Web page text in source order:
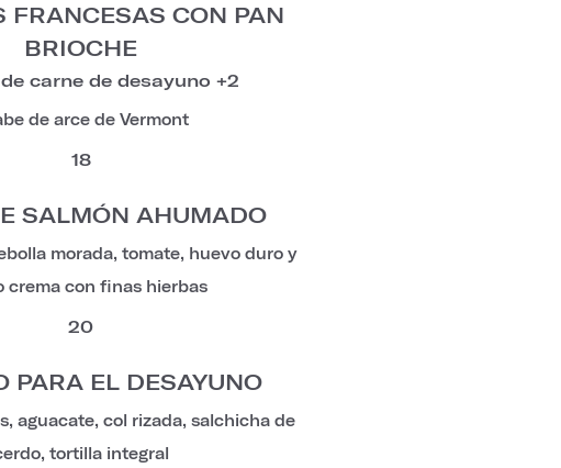
FRANCESAS CON PAN
BRIOCHE
carne de desayuno +2
de arce de Vermont
18
SALMÓN AHUMADO
morada, tomate, huevo duro y
crema con finas hierbas
20
PARA EL DESAYUNO
aguacate, col rizada, salchicha de
tortilla integral